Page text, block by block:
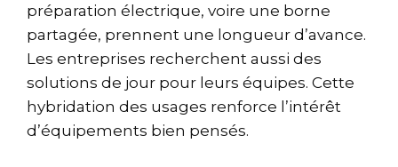
préparation électrique, voire une borne
partagée, prennent une longueur d’avance.
Les entreprises recherchent aussi des
solutions de jour pour leurs équipes. Cette
hybridation des usages renforce l’intérêt
d’équipements bien pensés.